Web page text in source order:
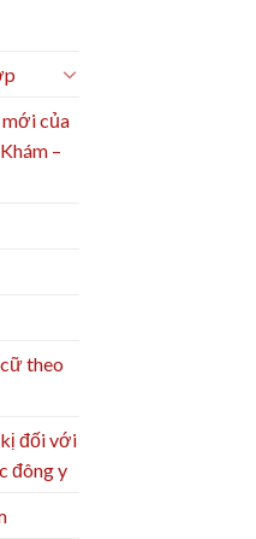
của
–
theo
đối với
đông y